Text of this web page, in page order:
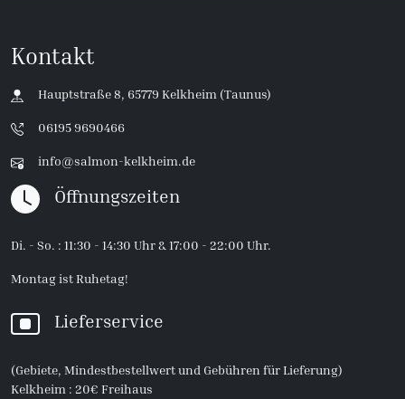
Kontakt
Hauptstraße 8, 65779 Kelkheim (Taunus)
06195 9690466
info@salmon-kelkheim.de
Öffnungszeiten
Di. - So. : 11:30 - 14:30 Uhr & 17:00 - 22:00 Uhr.
Montag ist Ruhetag!
Lieferservice
(Gebiete, Mindestbestellwert und Gebühren für Lieferung)
Kelkheim : 20€ Freihaus